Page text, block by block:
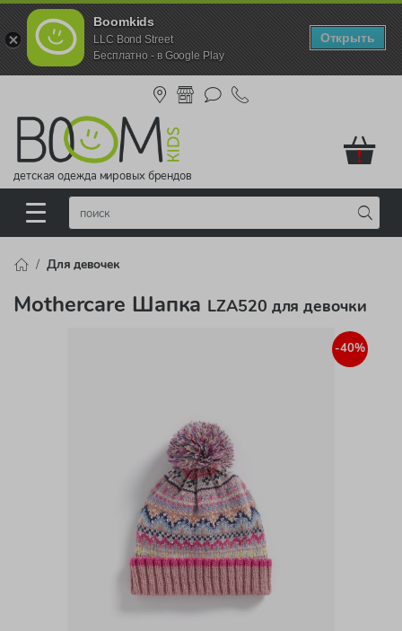
Boomkids
LLC Bond Street
Бесплатно - в Google Play
Открыть
детская одежда мировых брендов
!
Для девочек
Mothercare Шапка LZA520 для девочки
-40%